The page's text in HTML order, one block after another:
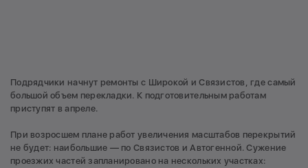
Подрядчики начнут ремонты с Широкой и Связистов, где самый
большой объем перекладки. К подготовительным работам
приступят в апреле.
При возросшем плане работ увеличения масштабов перекрытий
не будет: наибольшие — по Связистов и Автогенной. Сужение
проезжих частей запланировано на нескольких участках: